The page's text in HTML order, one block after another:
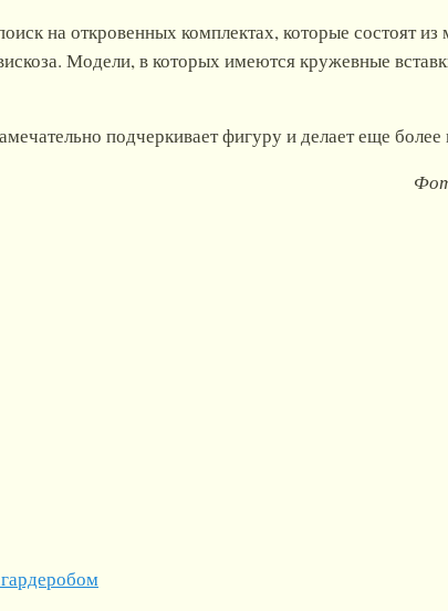
на откровенных комплектах, которые состоят
Модели, в которых имеются кружевные
подчеркивает фигуру и делает еще более